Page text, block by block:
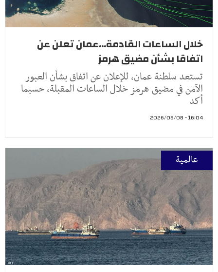
خلال الساعات القادمة...عمان تعلن عن
اتفاقا بشأن مضيق هرمز
تستعد سلطنة عمان، للإعلان عن اتفاق بشأن العبور
الآمن في مضيق هرمز خلال الساعات المقبلة، حسبما
أكد
16:04 - 2026/08/08
عالمية